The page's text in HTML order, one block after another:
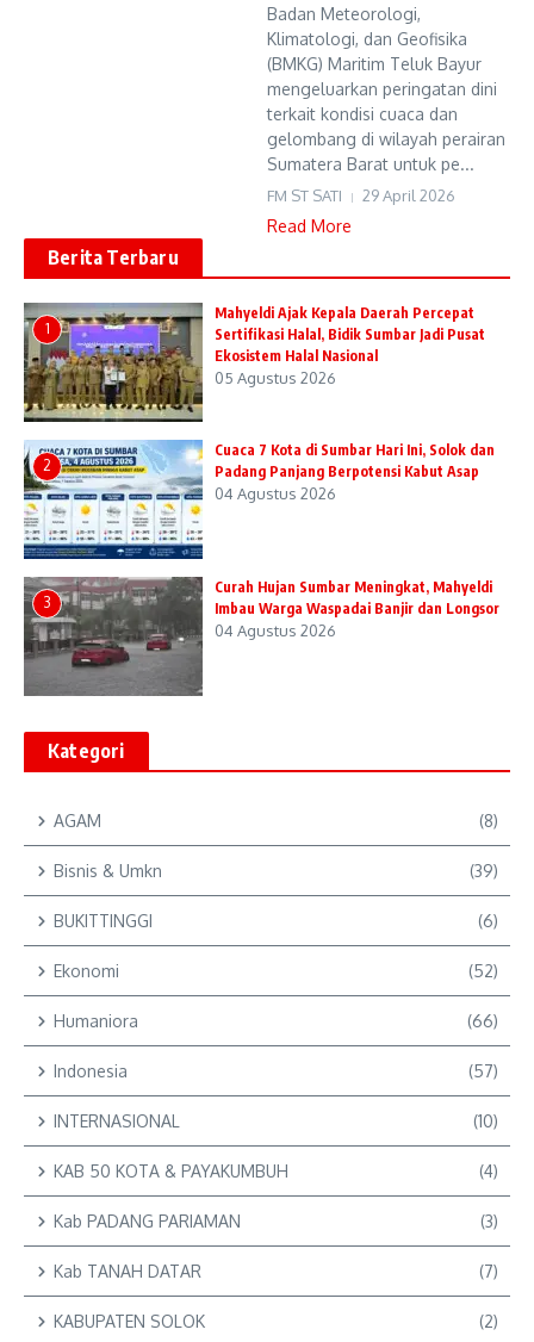
Badan Meteorologi,
Klimatologi, dan Geofisika
(BMKG) Maritim Teluk Bayur
mengeluarkan peringatan dini
terkait kondisi cuaca dan
gelombang di wilayah perairan
Sumatera Barat untuk pe...
FM ST SATI 29 April 2026
Read More
Berita Terbaru
1
Mahyeldi Ajak Kepala Daerah Percepat
Sertifikasi Halal, Bidik Sumbar Jadi Pusat
Ekosistem Halal Nasional
05 Agustus 2026
2
Cuaca 7 Kota di Sumbar Hari Ini, Solok dan
Padang Panjang Berpotensi Kabut Asap
04 Agustus 2026
3
Curah Hujan Sumbar Meningkat, Mahyeldi
Imbau Warga Waspadai Banjir dan Longsor
04 Agustus 2026
Kategori
AGAM (8)
Bisnis & Umkn (39)
BUKITTINGGI (6)
Ekonomi (52)
Humaniora (66)
Indonesia (57)
INTERNASIONAL (10)
KAB 50 KOTA & PAYAKUMBUH (4)
Kab PADANG PARIAMAN (3)
Kab TANAH DATAR (7)
KABUPATEN SOLOK (2)